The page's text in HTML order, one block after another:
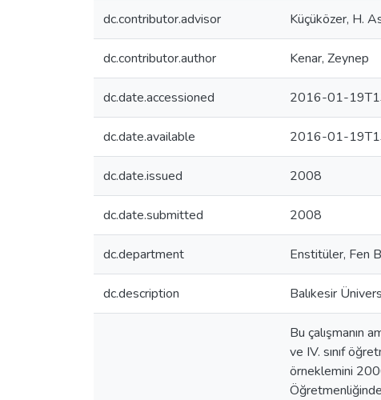
dc.contributor.advisor Küçüközer, H.
dc.contributor.author Kenar, Zeynep
dc.date.accessioned 2016-01-
dc.date.available 2016-01-
dc.date.issued 2008
dc.date.submitted 2008
dc.department Enstitüler, Fen
dc.description Balıkesir
Bu çalışmanın
ve IV. sınıf
örneklemini